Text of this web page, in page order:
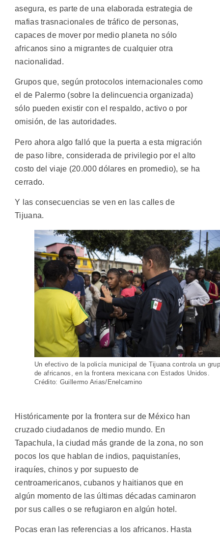
asegura, es parte de una elaborada estrategia de
mafias trasnacionales de tráfico de personas,
capaces de mover por medio planeta no sólo
africanos sino a migrantes de cualquier otra
nacionalidad.
Grupos que, según protocolos internacionales como
el de Palermo (sobre la delincuencia organizada)
sólo pueden existir con el respaldo, activo o por
omisión, de las autoridades.
Pero ahora algo falló que la puerta a esta migración
de paso libre, considerada de privilegio por el alto
costo del viaje (20.000 dólares en promedio), se ha
cerrado.
Y las consecuencias se ven en las calles de
Tijuana.
Un efectivo de la policía municipal de Tijuana controla un
de africanos, en la frontera mexicana con Estados Unidos.
Crédito: Guillermo Arias/Enelcamino
Históricamente por la frontera sur de México han
cruzado ciudadanos de medio mundo. En
Tapachula, la ciudad más grande de la zona, no son
pocos los que hablan de indios, paquistaníes,
iraquíes, chinos y por supuesto de
centroamericanos, cubanos y haitianos que en
algún momento de las últimas décadas caminaron
por sus calles o se refugiaron en algún hotel.
Pocas eran las referencias a los africanos. Hasta